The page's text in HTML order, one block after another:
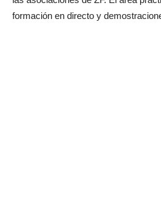
formación en directo y